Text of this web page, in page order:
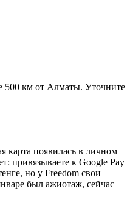
500 км от Алматы. Уточните
карта появилась в личном
привязываете к Google Pay
но у Freedom свои
был ажиотаж, сейчас